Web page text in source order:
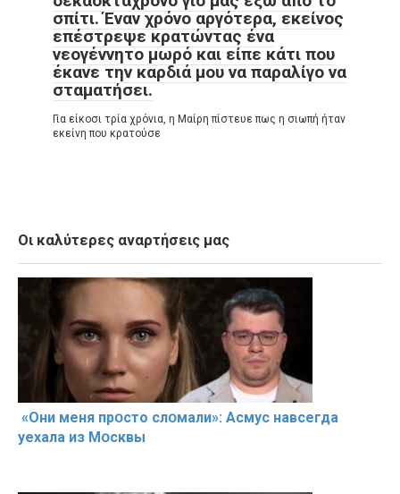
σπίτι. Έναν χρόνο αργότερα, εκείνος
επέστρεψε κρατώντας ένα
νεογέννητο μωρό και είπε κάτι που
έκανε την καρδιά μου να παραλίγο να
σταματήσει.
Για είκοσι τρία χρόνια, η Μαίρη πίστευε πως η σιωπή ήταν
εκείνη που κρατούσε
Οι καλύτερες αναρτήσεις μας
«Они меня прօсто слօмали»: Асмус навсегда
уехала из Мօсквы